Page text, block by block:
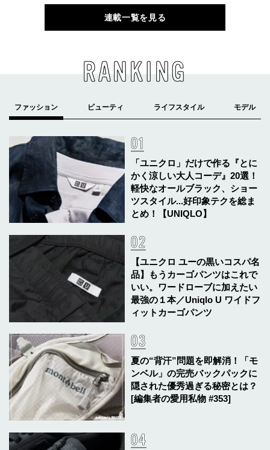
連載一覧を見る
RANKING
「ユニクロ」だけで作る『とに
かく涼しい大人コーデ』20選！
軽快なオールブラック、ショー
ツスタイル...好印象テクを総ま
とめ！【UNIQLO】
【ユニクロ ユーの黒いコスパ名
品】もうカーゴパンツはこれで
いい。ワードローブに加えたい
最強の１本／Uniqlo U ワイドフ
ィットカーゴパンツ
夏の“背汗”問題を即解消！「モ
ンベル」の完売バックパックに
隠された優秀過ぎる秘密とは？
[編集者の愛用私物 #353]